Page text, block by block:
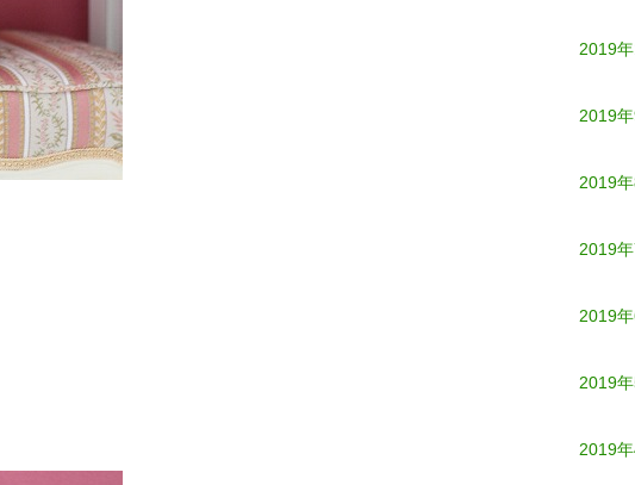
2019
2019年
2019年
2019年
2019年
2019年
2019年